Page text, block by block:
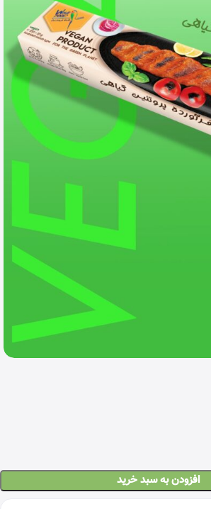
افزودن به سبد خرید